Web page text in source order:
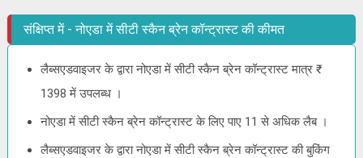
संक्षिप्त में - नोएडा में सीटी स्कैन ब्रेन कॉन्ट्रास्ट की कीमत
लैब्सएडवाइजर के द्वारा नोएडा में सीटी स्कैन ब्रेन कॉन्ट्रास्ट मात्र ₹
1398 में उपलब्ध ।
नोएडा में सीटी स्कैन ब्रेन कॉन्ट्रास्ट के लिए पाए 11 से अधिक लैब ।
लैब्सएडवाइजर के द्वारा नोएडा में सीटी स्कैन ब्रेन कॉन्ट्रास्ट की बुकिंग